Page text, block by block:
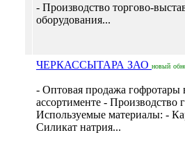
- Производство торгово-
оборудования...
ЧЕРКАССЫТАРА ЗАО новый
- Оптовая продажа гофротары
ассортименте - Производство
Используемые материалы: -
Силикат натрия...